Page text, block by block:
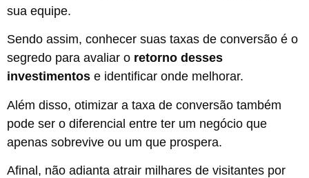
sua equipe.
Sendo assim, conhecer suas taxas de conversão é o
segredo para avaliar o retorno desses
investimentos e identificar onde melhorar.
Além disso, otimizar a taxa de conversão também
pode ser o diferencial entre ter um negócio que
apenas sobrevive ou um que prospera.
Afinal, não adianta atrair milhares de visitantes por